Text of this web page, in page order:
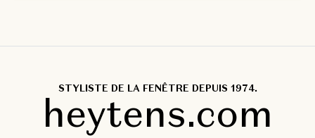
STYLISTE DE LA FENÊTRE DEPUIS 1974.
heytens.com